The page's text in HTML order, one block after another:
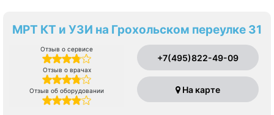
МРТ КТ и УЗИ на Грохольском переулке 31
Отзыв о сервисе
Отзыв о врачах
Отзыв об оборудовании
+7(495)822-49-09
На карте